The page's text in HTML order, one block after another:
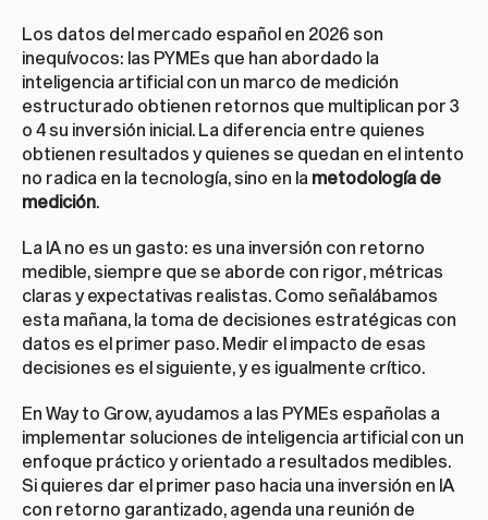
Los datos del mercado español en 2026 son
inequívocos: las PYMEs que han abordado la
inteligencia artificial con un marco de medición
estructurado obtienen retornos que multiplican por 3
o 4 su inversión inicial. La diferencia entre quienes
obtienen resultados y quienes se quedan en el intento
no radica en la tecnología, sino en la metodología de
medición.
La IA no es un gasto: es una inversión con retorno
medible, siempre que se aborde con rigor, métricas
claras y expectativas realistas. Como señalábamos
esta mañana, la toma de decisiones estratégicas con
datos es el primer paso. Medir el impacto de esas
decisiones es el siguiente, y es igualmente crítico.
En Way to Grow, ayudamos a las PYMEs españolas a
implementar soluciones de inteligencia artificial con un
enfoque práctico y orientado a resultados medibles.
Si quieres dar el primer paso hacia una inversión en IA
con retorno garantizado, agenda una reunión de